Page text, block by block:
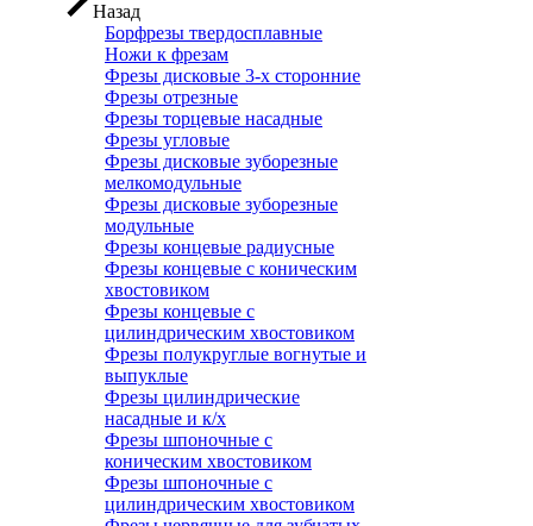
Назад
Борфрезы твердосплавные
Ножи к фрезам
Фрезы дисковые 3-х сторонние
Фрезы отрезные
Фрезы торцевые насадные
Фрезы угловые
Фрезы дисковые зуборезные
мелкомодульные
Фрезы дисковые зуборезные
модульные
Фрезы концевые радиусные
Фрезы концевые с коническим
хвостовиком
Фрезы концевые с
цилиндрическим хвостовиком
Фрезы полукруглые вогнутые и
выпуклые
Фрезы цилиндрические
насадные и к/х
Фрезы шпоночные с
коническим хвостовиком
Фрезы шпоночные с
цилиндрическим хвостовиком